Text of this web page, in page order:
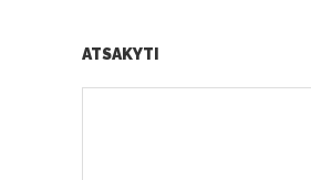
ATSAKYTI